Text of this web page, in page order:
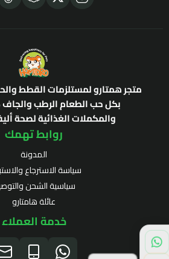
متجر همتارو لمستلزمات القطط
بكل حب الطعام الرطب والجاف
والمكملات الغذائية لصحة
روابط تهمك
المدونة
سياسة الاسترجاع
سياسية الشحن
عائلة هامتارو
خدمة العملاء